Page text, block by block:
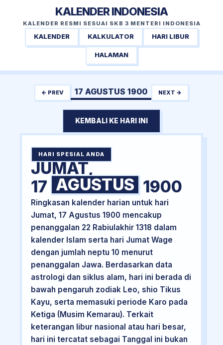
KALENDER INDONESIA
KALENDER RESMI SESUAI SKB 3 MENTERI INDONESIA
KALENDER KALKULATOR HARI LIBUR
HALAMAN
← PREV 17 AGUSTUS 1900 NEXT →
KEMBALI KE HARI INI
HARI SPESIAL ANDA
JUMAT,
17 AGUSTUS 1900
Ringkasan kalender harian untuk hari
Jumat, 17 Agustus 1900 mencakup
penanggalan 22 Rabiulakhir 1318 dalam
kalender Islam serta hari Jumat Wage
dengan jumlah neptu 10 menurut
penanggalan Jawa. Berdasarkan data
astrologi dan siklus alam, hari ini berada di
bawah pengaruh zodiak Leo, shio Tikus
Kayu, serta memasuki periode Karo pada
Ketiga (Musim Kemarau). Terkait
keterangan libur nasional atau hari besar,
hari ini tercatat sebagai Tanggal ini bukan